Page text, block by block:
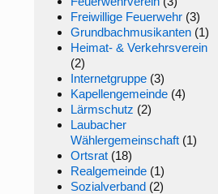
Freiwillige Feuerwehr (3)
Grundbachmusikanten (1)
Heimat- & Verkehrsverein
(2)
Internetgruppe (3)
Kapellengemeinde (4)
Lärmschutz (2)
Laubacher
Wählergemeinschaft (1)
Ortsrat (18)
Realgemeinde (1)
Sozialverband (2)